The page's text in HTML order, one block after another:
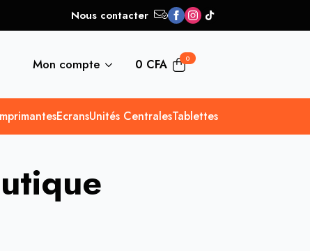
Nous contacter
Mon compte 0 CFA 0
EcransUnités CentralesTablettes